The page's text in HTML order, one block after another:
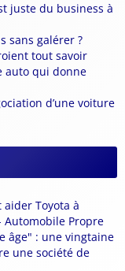
juste du business à
sans galérer ?
tout savoir
auto qui donne
d’une voiture
Toyota à
Propre
âge" : une vingtaine
une société de